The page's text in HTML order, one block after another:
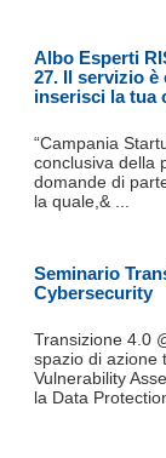
Albo Esperti
27. Il servizio è
inserisci la tua
“Campania
conclusiva della
domande di
la quale,& ...
Seminario
Cybersecurity
Transizione 4.0
spazio di azione
Vulnerability
la Data